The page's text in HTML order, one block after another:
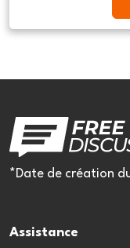
*Date de création
Assistance